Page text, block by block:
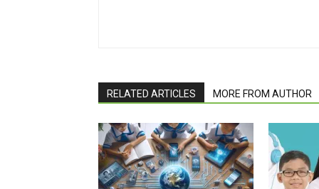
RELATED ARTICLES MORE FROM AUTHOR